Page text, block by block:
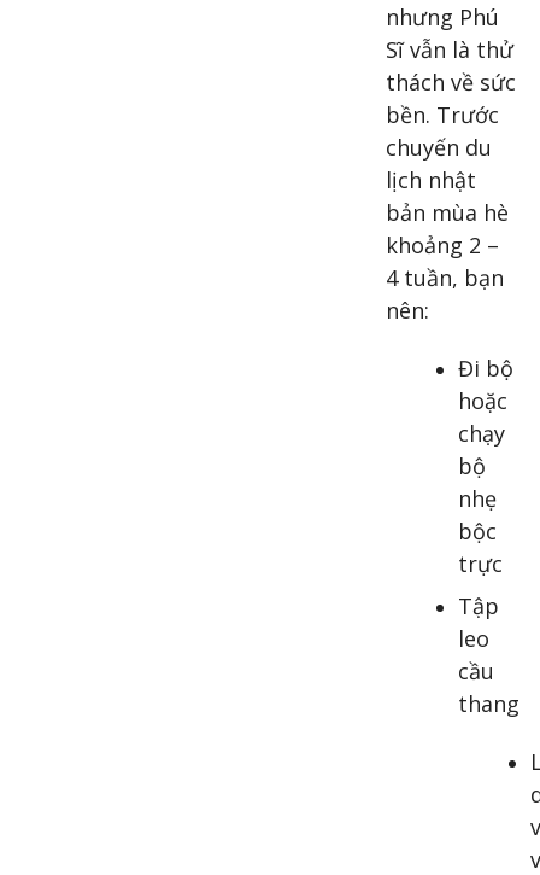
nhưng Phú
Sĩ vẫn là thử
thách về sức
bền. Trước
chuyến du
lịch nhật
bản mùa hè
khoảng 2 –
4 tuần, bạn
nên:
Đi bộ
hoặc
chạy
bộ
nhẹ
bộc
trực
Tập
leo
cầu
thang